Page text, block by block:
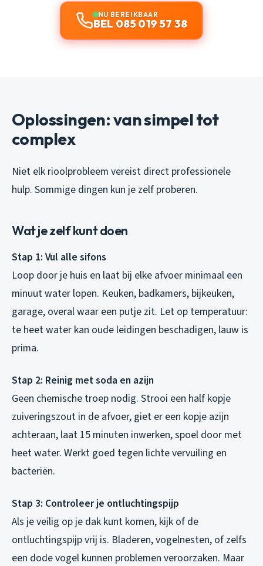
NU BEREIKBAAR
BEL 085 019 57 38
Oplossingen: van simpel tot
complex
Niet elk rioolprobleem vereist direct professionele
hulp. Sommige dingen kun je zelf proberen.
Wat je zelf kunt doen
Stap 1: Vul alle sifons
Loop door je huis en laat bij elke afvoer minimaal een
minuut water lopen. Keuken, badkamers, bijkeuken,
garage, overal waar een putje zit. Let op temperatuur:
te heet water kan oude leidingen beschadigen, lauw is
prima.
Stap 2: Reinig met soda en azijn
Geen chemische troep nodig. Strooi een half kopje
zuiveringszout in de afvoer, giet er een kopje azijn
achteraan, laat 15 minuten inwerken, spoel door met
heet water. Werkt goed tegen lichte vervuiling en
bacteriën.
Stap 3: Controleer je ontluchtingspijp
Als je veilig op je dak kunt komen, kijk of de
ontluchtingspijp vrij is. Bladeren, vogelnesten, of zelfs
een dode vogel kunnen problemen veroorzaken. Maar